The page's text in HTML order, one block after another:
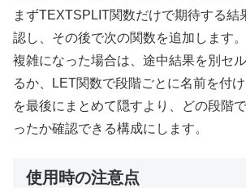
まずTEXTSPLIT関数だけで期待する結
認し、その後で次の関数を追加します。
複雑になった場合は、途中結果を別セ
るか、LET関数で段階ごとに名前を付
を最後にまとめて隠すより、どの段階
ったか確認できる構成にします。
使用時の注意点